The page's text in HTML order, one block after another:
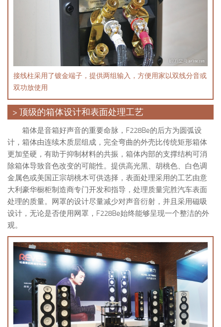
接线柱采用了镀金端子，提供两组输入，方便用家以双线分音或
双功放使用
> 顶级的箱体设计和表面处理工艺
箱体是音箱好声音的重要命脉，F228Be的后方为圆弧设
计，箱体由连续木质层组成，完全弯曲的外壳比传统矩形箱体
更加坚硬，有助于抑制材料的共振，箱体内部的支撑结构可消
除箱体导致音色改变的可能性。提供高光黑、胡桃色、白色调
金属色或美国正宗胡桃木可供选择，表面处理采用的工艺由意
大利豪华橱柜制造商专门开发和指导，处理质量完胜汽车表面
处理的质量。网罩的设计尽量减少对声音衍射，并且采用磁吸
设计，无论是否使用网罩，F228Be始终能够呈现一个整洁的外
观。